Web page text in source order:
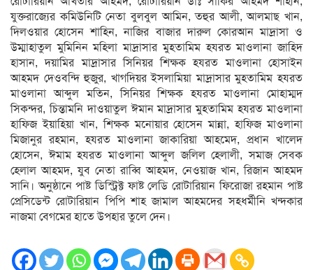
যুক্তরাজ্যের কমিউনিটি নেতা বুলবুল আমিন, তহুর আলী, আলমাছ খান,
দিলওয়ার হোসেন শাহিন, নাজির বাজার দারুল কোরআন মাদ্রাসা ও
উম্মাহাতুল মুমিনিন মহিলা মাদ্রাসার মুহতামিম হযরত মাওলানা জাহিদ
হাসান, দয়ামির মাদ্রাসার সিনিয়র শিক্ষক হযরত মাওলানা হোসাইন
আহমদ দেওবন্দি হুজুর, খাগদিয়র ইসলামিয়া মাদ্রাসার মুহতামিম হযরত
মাওলানা আব্দুল মতিন, সিনিয়র শিক্ষক হযরত মাওলানা মোহাম্মদ
সিকন্দর, চিন্তামনি দাওয়াতুল ঈমান মাদ্রাসার মুহতামিম হযরত মাওলানা
হাফিজ ইয়াহিয়া খান, শিক্ষক মনোয়ার হোসেন মান্না, হাফিজ মাওলানা
মিজানুর রহমান, হযরত মাওলানা জাকারিয়া আহমেদ, প্রধান খালেদ
হোসেন, ঈমাম হযরত মাওলানা আব্দুল জলিল হেলালী, সমাজ সেবক
হেলাল আহমদ, যুব নেতা রাব্বি আহমদ, নেওয়াজ খান, রিজান আহমদ
সানি। অনুষ্ঠানে পাষ্ট ডিস্ট্রিক্ট ফাষ্ট লেডি রোটারিয়ান ফিরোজা রহমান পাষ্ট
প্রেসিডেন্ট রোটারিয়ান পিপি শাহ জামাল আহমদের সহধর্মীনি খন্দকার
নাজমা বেগমের হাতে উপহার তুলে দেন।